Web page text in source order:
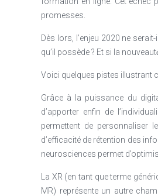
promesses.
Dès lors, l’enjeu 2020 ne
qu’il possède ? Et si la
Voici quelques pistes illustrant
Grâce à la puissance du
d’apporter enfin de
permettent de personnaliser
d’efficacité de rétention des
neurosciences permet
La XR (en tant que terme
MR) représente un autre